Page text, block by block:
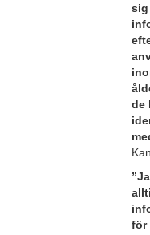
sig
de
för